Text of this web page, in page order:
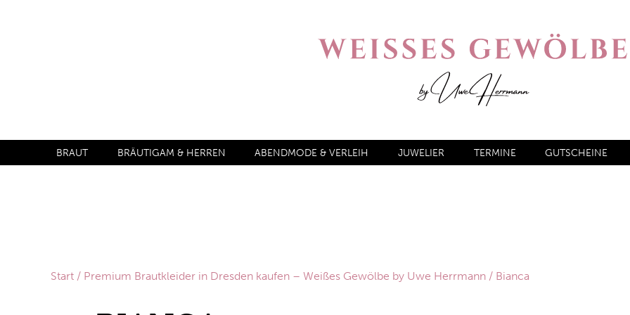
BRAUT BRÄUTIGAM & HERREN ABENDMODE & VERLEIH JUWELIER TERMINE GUTSCHEINE
Start / Premium Brautkleider in Dresden kaufen – Weißes Gewölbe by Uwe Herrmann / Bianca